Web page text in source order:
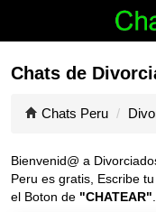
Chats de
Chats Peru
Bienvenid@ a
Peru es gratis, Escribe
el Boton de "CHATEAR"